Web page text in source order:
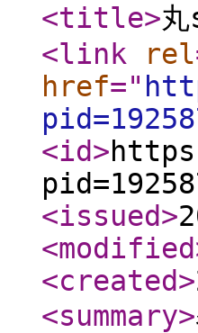
<title>
<link
rel
href="
<id>
<issued>
<modified
<created>
<summary>